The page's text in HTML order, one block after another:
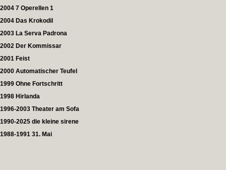
2004 7 Operellen 1
2004 Das Krokodil
2003 La Serva Padrona
2002 Der Kommissar
2001 Feist
2000 Automatischer Teufel
1999 Ohne Fortschritt
1998 Hirlanda
1996-2003 Theater am Sofa
1990-2025 die kleine sirene
1988-1991 31. Mai